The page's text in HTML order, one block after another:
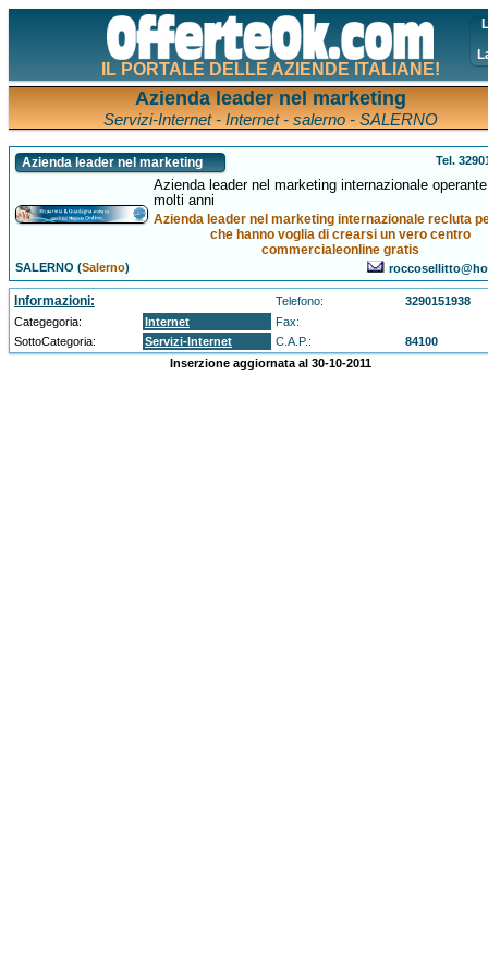
IL PORTALE DELLE AZIENDE ITALIANE!
Azienda leader nel marketing
Servizi-Internet - Internet - salerno - SALERNO
Azienda leader nel marketing Tel.
Azienda leader nel marketing internazionale
molti anni
Azienda leader nel marketing internazionale recluta
che hanno voglia di crearsi un vero centro
commercialeonline gratis
SALERNO (Salerno)
Informazioni: Telefono:
3290151938
Categegoria:
Internet
Fax:
SottoCategoria:
Servizi-Internet C.A.P.:
84100
Inserzione aggiornata al 30-10-2011